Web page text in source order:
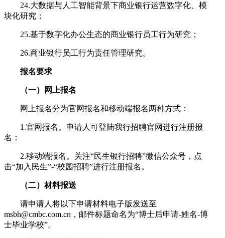
24.大数据与人工智能背景下商业银行运营数字化、模
块化研究；
25.基于数字化办公生态的商业银行员工行为研究；
26.商业银行员工行为责任管理研究。
报名要求
（一）网上报名
网上报名分为官网报名和移动端报名两种方式：
1.官网报名。申请人可登陆我行招聘官网进行注册报
名：
2.移动端报名。关注“民生银行招聘”微信公众号，点
击“加入民生”-“校园招聘”进行注册报名。
（二）材料报送
请申请人将以下申请材料电子版发送至
msbh@cmbc.com.cn，邮件标题命名为“博士后申请-姓名-博
士毕业学校”。